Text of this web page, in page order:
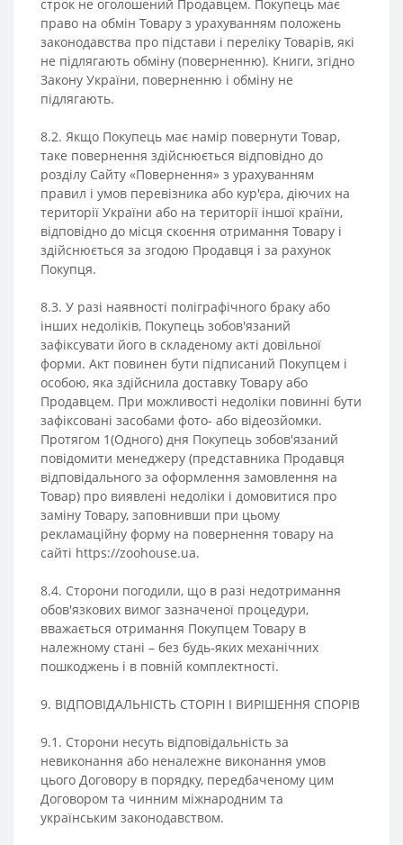
строк не оголошений Продавцем. Покупець має
право на обмін Товару з урахуванням положень
законодавства про підстави і переліку Товарів, які
не підлягають обміну (поверненню). Книги, згідно
Закону України, поверненню і обміну не
підлягають.
8.2. Якщо Покупець має намір повернути Товар,
таке повернення здійснюється відповідно до
розділу Сайту «Повернення» з урахуванням
правил і умов перевізника або кур'єра, діючих на
території України або на території іншої країни,
відповідно до місця скоєння отримання Товару і
здійснюється за згодою Продавця і за рахунок
Покупця.
8.3. У разі наявності поліграфічного браку або
інших недоліків, Покупець зобов'язаний
зафіксувати його в складеному акті довільної
форми. Акт повинен бути підписаний Покупцем і
особою, яка здійснила доставку Товару або
Продавцем. При можливості недоліки повинні бути
зафіксовані засобами фото- або відеозйомки.
Протягом 1(Одного) дня Покупець зобов'язаний
повідомити менеджеру (представника Продавця
відповідального за оформлення замовлення на
Товар) про виявлені недоліки і домовитися про
заміну Товару, заповнивши при цьому
рекламаційну форму на повернення товару на
сайті https://zoohouse.ua.
8.4. Сторони погодили, що в разі недотримання
обов'язкових вимог зазначеної процедури,
вважається отримання Покупцем Товару в
належному стані – без будь-яких механічних
пошкоджень і в повній комплектності.
9. ВІДПОВІДАЛЬНІСТЬ СТОРІН І ВИРІШЕННЯ СПОРІВ
9.1. Сторони несуть відповідальність за
невиконання або неналежне виконання умов
цього Договору в порядку, передбаченому цим
Договором та чинним міжнародним та
українським законодавством.